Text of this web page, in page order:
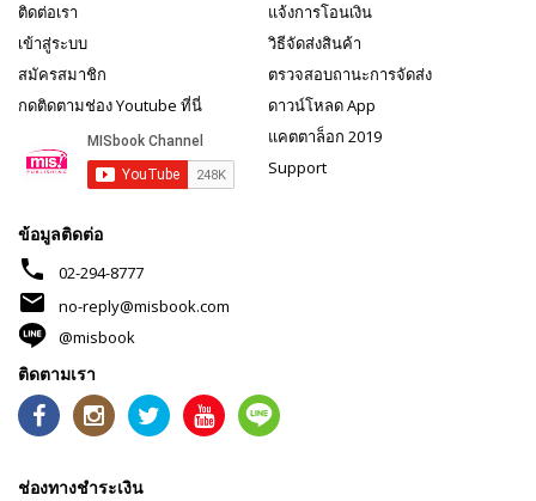
ติดต่อเรา
เข้าสู่ระบบ
สมัครสมาชิก
กดติดตามช่อง Youtube ที่นี่
แจ้งการโอนเงิน
วิธีจัดส่งสินค้า
ตรวจสอบถานะการจัดส่ง
ดาวน์โหลด App
แคตตาล็อก 2019
Support
ข้อมูลติดต่อ
phone 02-294-8777
mail
no-reply@misbook.com
@misbook
ติดตามเรา
ช่องทางชำระเงิน